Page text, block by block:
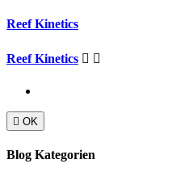
Reef Kinetics
Reef Kinetics  
 OK
Blog Kategorien